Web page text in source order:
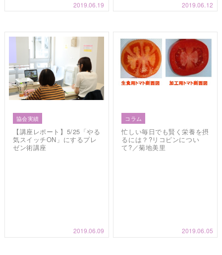
2019.06.19 2019.06.12
協会実績
【講座レポート】5/25「やる
気スイッチON」にするプレ
ゼン術講座
2019.06.09
コラム
忙しい毎日でも賢く栄養を摂
るには？?リコピンについ
て?／菊地美里
2019.06.05